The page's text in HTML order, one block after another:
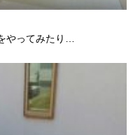
やってみたり…